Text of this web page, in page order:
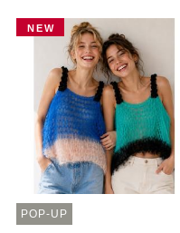
NEW
POP-UP